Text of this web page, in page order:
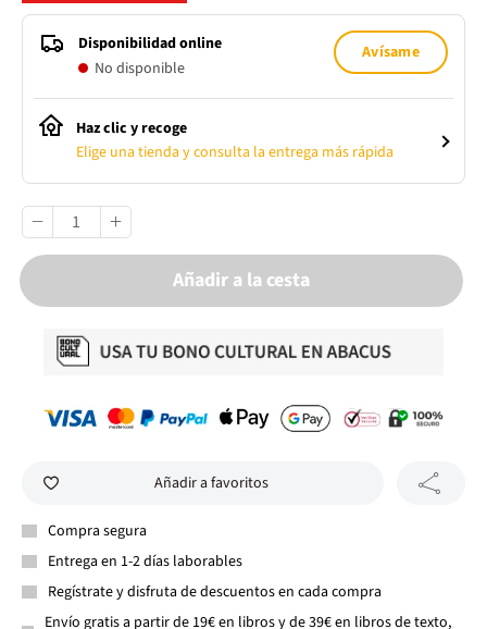
Disponibilidad online
No disponible
Avísame
Haz clic y recoge
Elige una tienda y consulta la entrega más rápida
Añadir a la cesta
Añadir a favoritos
Compra segura
Entrega en 1-2 días laborables
Regístrate y disfruta de descuentos en cada compra
Envío gratis a partir de 19€ en libros y de 39€ en libros de texto,